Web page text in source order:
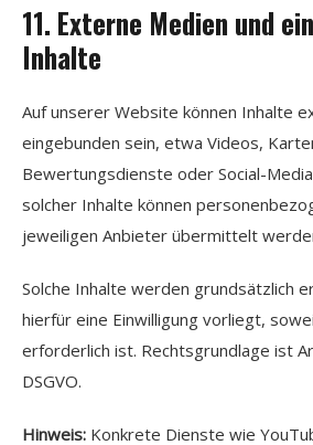
11. Externe Medien und
Inhalte
Auf unserer Website können Inhalte
eingebunden sein, etwa Videos,
Bewertungsdienste oder Social-
solcher Inhalte können
jeweiligen Anbieter übermittelt
Solche Inhalte werden grundsätzlich
hierfür eine Einwilligung vorliegt,
erforderlich ist. Rechtsgrundlage ist
DSGVO.
Hinweis: Konkrete Dienste wie